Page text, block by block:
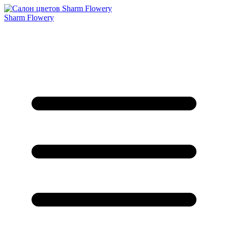
Sharm Flowery